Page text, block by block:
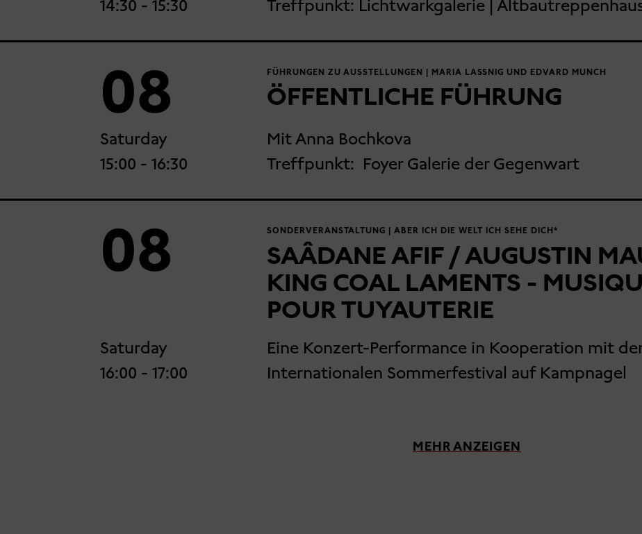
14:30 - 15:30
Treffpunkt: Lichtwarkgalerie |
08
Saturday
15:00 - 16:30
FÜHRUNGEN ZU AUSSTELLUNGEN | MARIA LASSNIG UND EDVARD MUNCH
ÖFFENTLICHE FÜHRUNG
Mit Anna Bochkova
Treffpunkt: Foyer Galerie der Gegenwart
08
Saturday
16:00 - 17:00
SONDERVERANSTALTUNG | ABER ICH DIE WELT ICH SEHE DICH*
SAÂDANE AFIF / AUGUSTIN
KING COAL LAMENTS -
POUR TUYAUTERIE
Eine Konzert-Performance in Kooperation mit
Internationalen Sommerfestival auf Kampnagel
MEHR ANZEIGEN